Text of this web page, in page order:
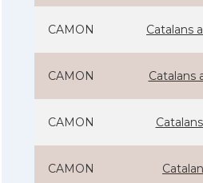
CAMON Catalans
CAMON Catalans
CAMON
CAMON